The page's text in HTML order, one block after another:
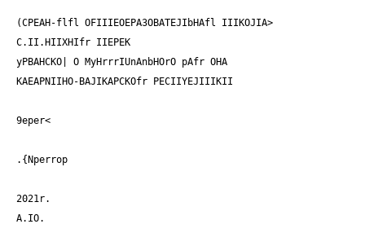
(CPEAH-flfl OFIIIEOEPA3OBATEJIbHAfl IIIKOJIA>
C.II.HIIXHIfr IIEPEK
yPBAHCKO| O MyHrrrIUnAnbHOrO pAfr OHA
KAEAPNIIHO-BAJIKAPCKOfr PECIIYEJIIIKII
9eper<
.{Nperrop
2021r.
A.IO.